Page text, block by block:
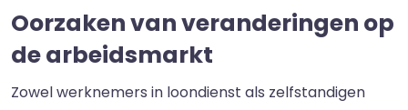
Oorzaken van veranderingen op
de arbeidsmarkt
Zowel werknemers in loondienst als zelfstandigen